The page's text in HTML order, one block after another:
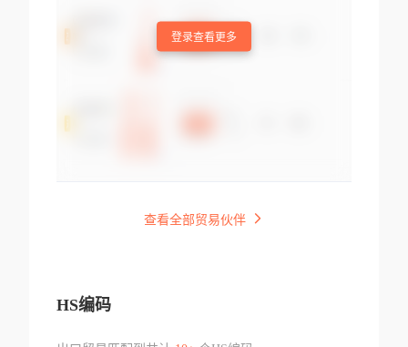
登录查看更多
查看全部贸易伙伴
HS编码